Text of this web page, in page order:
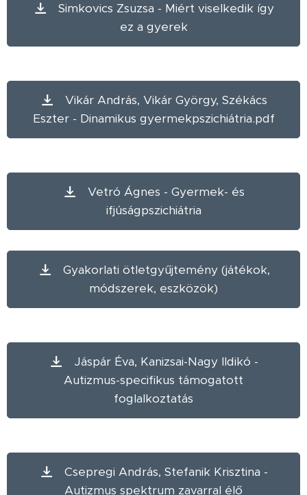
Simkovics Zsuzsa - Miért viselkedik így
ez a gyerek
Vikár András, Vikár György, Székács
Eszter - Dinamikus gyermekpszichiátria.pdf
Vetró Ágnes - Gyermek- és
ifjúságpszichiátria
Gyakorlati ötletgyűjtemény (játékok,
módszerek, eszközök)
Jáspár Éva, Kanizsai-Nagy Ildikó -
Autizmus-specifikus támogatott
foglalkoztatás
Csepregi András, Stefanik Krisztina -
Autizmus spektrum zavarral élő